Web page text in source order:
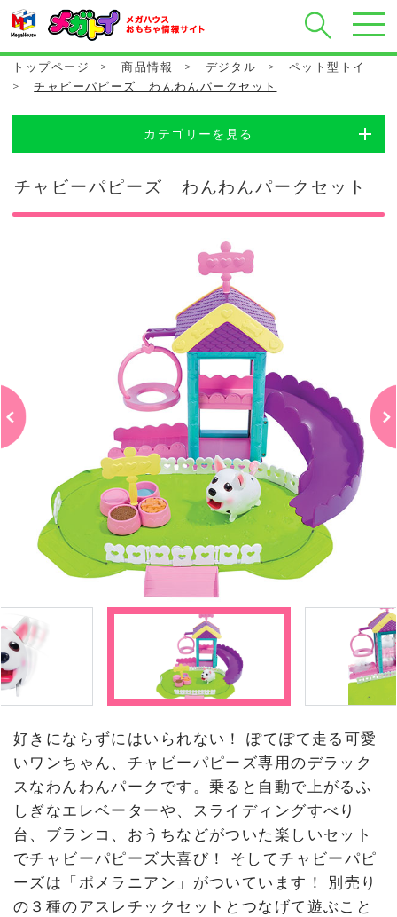
トップページ > 商品情報 > デジタル >
ペット型トイ
>
チャビーパピーズ わんわんパークセット
カテゴリーを見る
チャビーパピーズ わんわんパークセット
好きにならずにはいられない！ ぽてぽて走る可愛
いワンちゃん、チャビーパピーズ専用のデラック
スなわんわんパークです。乗ると自動で上がるふ
しぎなエレベーターや、スライディングすべり
台、ブランコ、おうちなどがついた楽しいセット
でチャビーパピーズ大喜び！ そしてチャビーパピ
ーズは「ポメラニアン」がついています！ 別売り
の３種のアスレチックセットとつなげて遊ぶこと